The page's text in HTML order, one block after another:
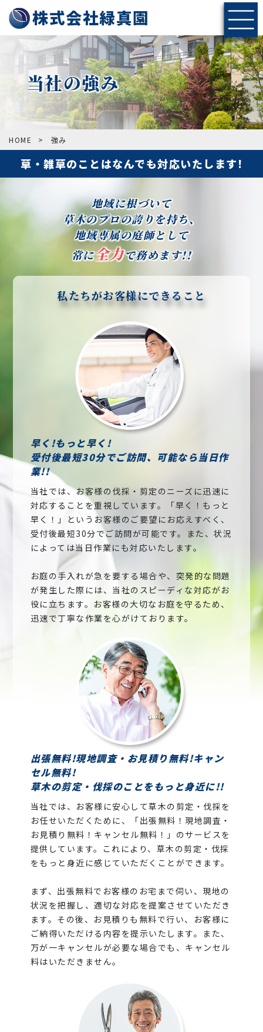
株式会社緑真園
当社の強み
HOME > 強み
草・雑草のことはなんでも対応いたします!
地域に根づいて
草木のプロの誇りを持ち、
地域専属の庭師として
常に全力で務めます!!
私たちがお客様にできること
早く!もっと早く!
受付後最短30分でご訪問、可能なら当日作
業!!
当社では、お客様の伐採・剪定のニーズに迅速に
対応することを重視しています。「早く！もっと
早く！」というお客様のご要望にお応えすべく、
受付後最短30分でご訪問が可能です。また、状況
によっては当日作業にも対応いたします。
お庭の手入れが急を要する場合や、突発的な問題
が発生した際には、当社のスピーディな対応がお
役に立ちます。お客様の大切なお庭を守るため、
迅速で丁寧な作業を心がけております。
出張無料!現地調査・お見積り無料!キャン
セル無料!
草木の剪定・伐採のことをもっと身近に!!
当社では、お客様に安心して草木の剪定・伐採を
お任せいただくために、「出張無料！現地調査・
お見積り無料！キャンセル無料！」のサービスを
提供しています。これにより、草木の剪定・伐採
をもっと身近に感じていただくことができます。
まず、出張無料でお客様のお宅まで伺い、現地の
状況を把握し、適切な対応を提案させていただき
ます。その後、お見積りも無料で行い、お客様に
ご納得いただける内容を提示いたします。また、
万が一キャンセルが必要な場合でも、キャンセル
料はいただきません。